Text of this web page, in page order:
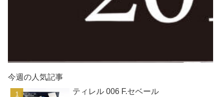
今週の人気記事
ティレル 006 F.セベール